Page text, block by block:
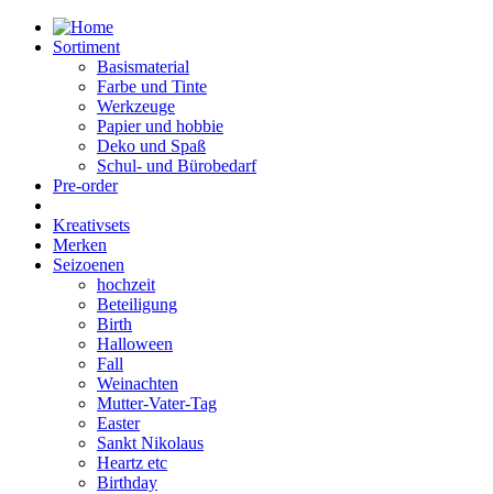
Sortiment
Basismaterial
Farbe und Tinte
Werkzeuge
Papier und hobbie
Deko und Spaß
Schul- und Bürobedarf
Pre-order
Kreativsets
Merken
Seizoenen
hochzeit
Beteiligung
Birth
Halloween
Fall
Weinachten
Mutter-Vater-Tag
Easter
Sankt Nikolaus
Heartz etc
Birthday